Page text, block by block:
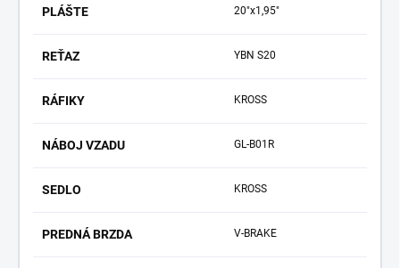
PLÁŠTE 20"x1,95"
REŤAZ YBN S20
RÁFIKY KROSS
NÁBOJ VZADU GL-B01R
SEDLO KROSS
PREDNÁ BRZDA V-BRAKE